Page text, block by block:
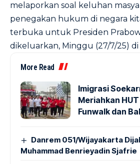
melaporkan soal keluhan
penegakan hukum di negara
terbuka untuk Presiden
dikeluarkan, Minggu (27/7/25) di
More Read
Imigrasi
Meriahkan
Funwalk dan
Danrem 051/Wijayakarta
Muhammad Benrieyadin Sjafrie